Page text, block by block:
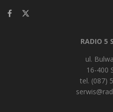
RADIO 5
ul.
16-400
tel. (087)